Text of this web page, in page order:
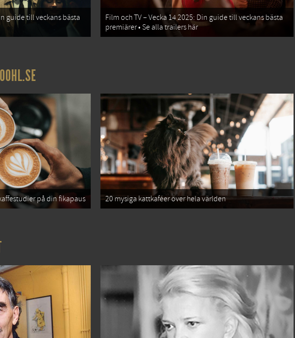
guide till veckans bästa
Film och TV – Vecka 14 2025: Din guide till veckans bästa
premiärer • Se alla trailers här
på din fikapaus 20 mysiga kattkaféer över hela världen